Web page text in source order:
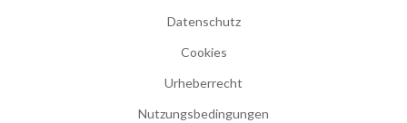
Datenschutz
Cookies
Urheberrecht
Nutzungsbedingungen